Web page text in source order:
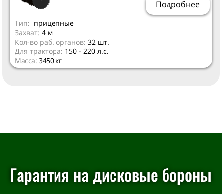
Подробнее
Тип: прицепные
Захват: 4 м
Кол-во раб. органов: 32 шт.
Для трактора: 150 - 220 л.с.
Масса: 3450 кг
Гарантия на дисковые бороны